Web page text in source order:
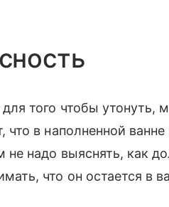
того чтобы утонуть,
в наполненной
надо выяснять, как
что он остается в